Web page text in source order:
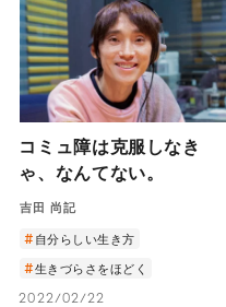
コミュ障は克服しなき
ゃ、なんてない。
吉田 尚記
自分らしい生き方
生きづらさをほどく
2022/02/22